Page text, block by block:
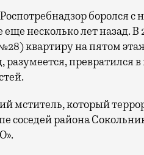
боролся
несколько лет назад. В
квартиру на пятом
разумеется, превратился
мститель, который
соседей района